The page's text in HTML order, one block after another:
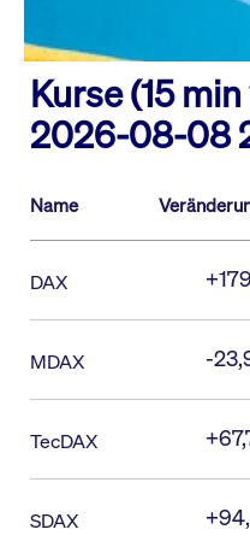
Kurse (15
2026-08-08
Name
DAX
MDAX -
TecDAX
SDAX